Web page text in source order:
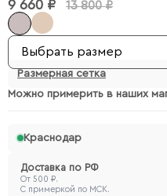
9 660 ₽ 13 800 ₽
Выбрать размер
Размерная сетка
Можно примерить в наших
Краснодар
Доставка по РФ
От 500 ₽.
С примеркой по МСК.